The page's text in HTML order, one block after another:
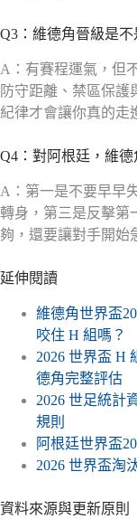
Q3：維德角晉級是不
A：有賽程運氣，但
防守距離、禁區保護
紀律才會讓你真的走
Q4：對阿根廷，維
A：第一是不要早早
轉身，第三是反擊第
夠，還要讓對手開始
延伸閱讀
維德角世界盃
咬住 H 組嗎？
2026 世界盃 H
德角完整評估
2026 世足統計
規則
阿根廷世界盃
2026 世界盃淘
資料來源與更新原則